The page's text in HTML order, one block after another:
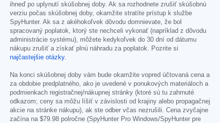
ihneď po uplynutí skúšobnej doby. Ak sa rozhodnete zrušiť skúšobnú
verziu počas skúšobnej doby, okamžite stratíte prístup k službe
SpyHunter. Ak sa z akéhokoľvek dôvodu domnievate, že bol
spracovaný poplatok, ktorý ste nechceli vykonať (napríklad z dôvodu
administrácie systému), môžete kedykoľvek do 30 dní od dátumu
nákupu zrušiť a získať plnú náhradu za poplatok. Pozrite si
najčastejšie otázky.
Na konci skúšobnej doby vám bude okamžite vopred účtovaná cena a
za obdobie predplatného, ako je uvedené v ponukových materiáloch a
podmienkach registračnej/nákupnej stránky (ktoré sú tu zahrnuté
odkazom; ceny sa môžu líšiť v závislosti od krajiny alebo propagačnej
akcie na stránke nákupu), ak ste odber včas nezrušili. Cena zvyčajne
začína na $79.98 polročne (SpyHunter Pro Windows/SpyHunter pre